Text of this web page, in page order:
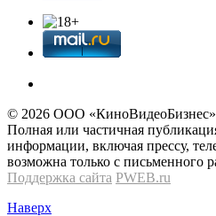
© 2026 OOО
Полная или частичная
информации, включая прессу,
возможна только с письменного
Поддержка сайта PWEB.ru
Наверх